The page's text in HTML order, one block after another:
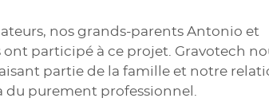
nos grands-parents Antonio et
participé à ce projet. Gravotech
partie de la famille et notre
du purement professionnel.